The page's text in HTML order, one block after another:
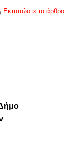
Εκτυπώστε το άρθρο